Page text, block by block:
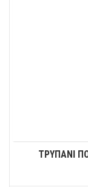
ΤΡΥΠΑΝΙ